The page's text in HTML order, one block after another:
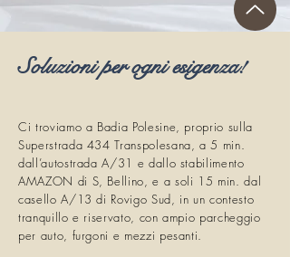
Soluzioni per ogni esigenza!
Ci troviamo a Badia Polesine, proprio sulla
Superstrada 434 Transpolesana, a 5 min.
dall’autostrada A/31 e dallo stabilimento
AMAZON di S, Bellino, e a soli 15 min. dal
casello A/13 di Rovigo Sud, in un contesto
tranquillo e riservato, con ampio parcheggio
per auto, furgoni e mezzi pesanti.